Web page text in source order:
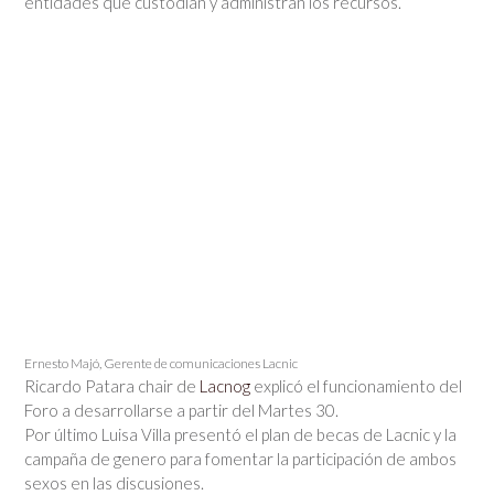
Ernesto Majó, Gerente de comunicaciones Lacnic
Ricardo Patara chair de Lacnog explicó el funcionamiento del
Foro a desarrollarse a partir del Martes 30.
Por último Luisa Villa presentó el plan de becas de Lacnic y la
campaña de genero para fomentar la participación de ambos
sexos en las discusiones.